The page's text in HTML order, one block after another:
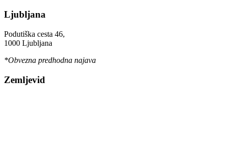
Ljubljana
Podutiška cesta 46,
1000 Ljubljana
*Obvezna predhodna najava
Zemljevid